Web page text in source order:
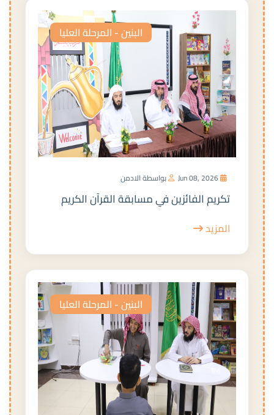
البنين - المرحلة العليا
بواسطة الادمن
تكريم الفائزين في مسابقة القرآن الكريم
المزيد
البنين - المرحلة العليا